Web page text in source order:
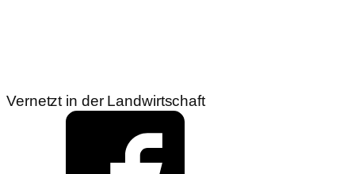
Vernetzt in der Landwirtschaft